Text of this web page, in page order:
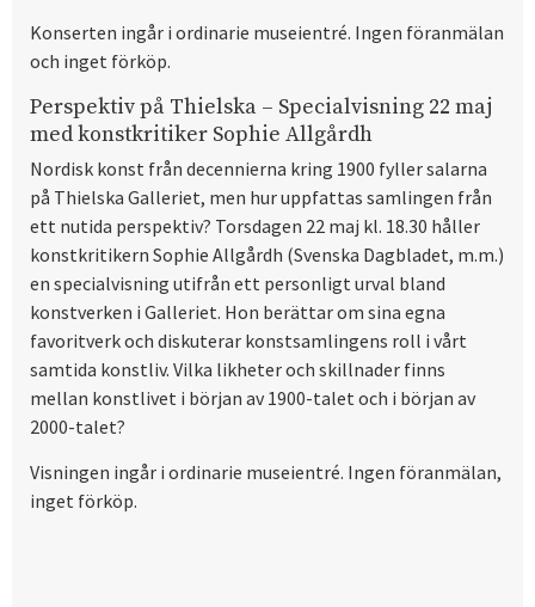
Konserten ingår i ordinarie museientré. Ingen föranmälan
och inget förköp.
Perspektiv på Thielska – Specialvisning 22 maj
med konstkritiker Sophie Allgårdh
Nordisk konst från decennierna kring 1900 fyller salarna
på Thielska Galleriet, men hur uppfattas samlingen från
ett nutida perspektiv? Torsdagen 22 maj kl. 18.30 håller
konstkritikern Sophie Allgårdh (Svenska Dagbladet, m.m.)
en specialvisning utifrån ett personligt urval bland
konstverken i Galleriet. Hon berättar om sina egna
favoritverk och diskuterar konstsamlingens roll i vårt
samtida konstliv. Vilka likheter och skillnader finns
mellan konstlivet i början av 1900-talet och i början av
2000-talet?
Visningen ingår i ordinarie museientré. Ingen föranmälan,
inget förköp.